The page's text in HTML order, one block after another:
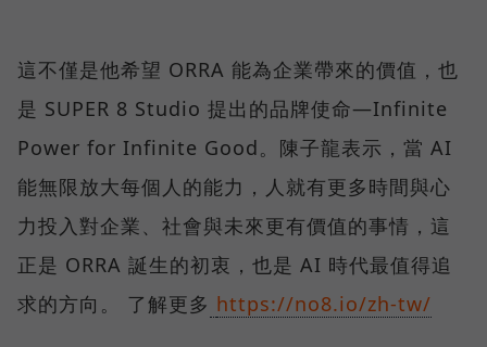
這不僅是他希望 ORRA 能為企業帶來的價值，也
是 SUPER 8 Studio 提出的品牌使命—Infinite
Power for Infinite Good。陳子龍表示，當 AI
能無限放大每個人的能力，人就有更多時間與心
力投入對企業、社會與未來更有價值的事情，這
正是 ORRA 誕生的初衷，也是 AI 時代最值得追
求的方向。 了解更多 https://no8.io/zh-tw/